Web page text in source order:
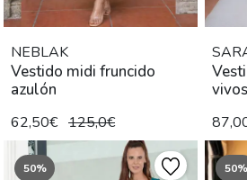
NEBLAK
Vestido midi fruncido
azulón
62,50€ 125,0€
vivos
50% 50%